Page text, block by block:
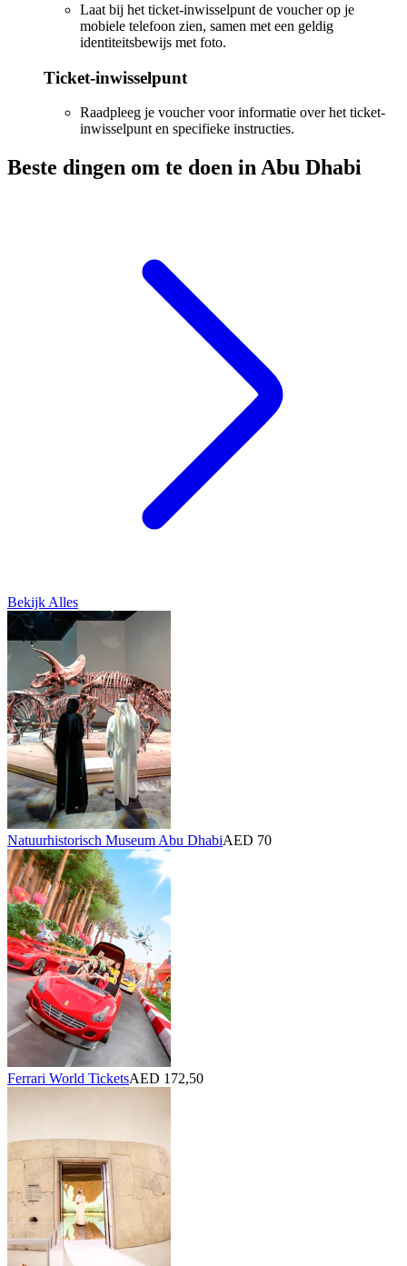
Laat bij het ticket-inwisselpunt de voucher op je
mobiele telefoon zien, samen met een geldig
identiteitsbewijs met foto.
Ticket-inwisselpunt
Raadpleeg je voucher voor informatie over het ticket-
inwisselpunt en specifieke instructies.
Beste dingen om te doen in Abu Dhabi
Bekijk Alles
Natuurhistorisch Museum Abu DhabiAED 70
Ferrari World TicketsAED 172,50